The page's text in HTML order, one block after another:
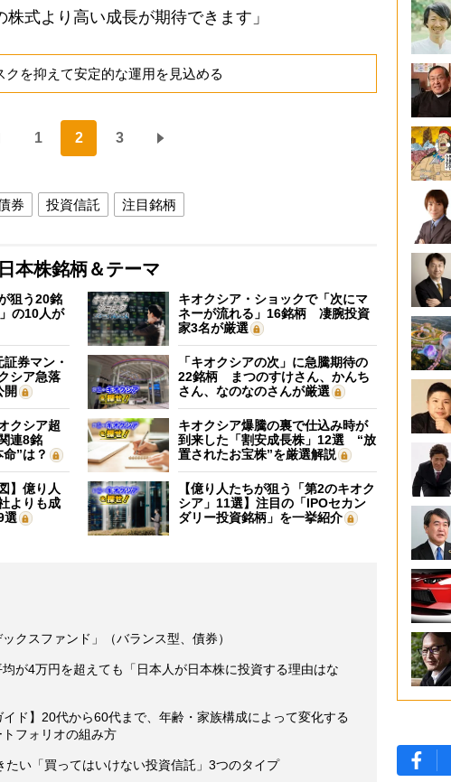
式より高い成長が期待できます」
を抑えて安定的な運用を見込める
1 2 3
券 投資信託 注目銘柄
本株銘柄＆テーマ
狙う20銘
の10人が
キオクシア・ショックで「次にマ
ネーが流れる」16銘柄 凄腕投資
家3名が厳選
券マン・
シア急落
開
「キオクシアの次」に急騰期待の
22銘柄 まつのすけさん、かんち
さん、なのなのさんが厳選
クシア超
連8銘
”は？
キオクシア爆騰の裏で仕込み時が
到来した「割安成長株」12選 “放
置されたお宝株”を厳選解説
】億り人
よりも成
選
【億り人たちが狙う「第2のキオク
シア」11選】注目の「IPOセカン
ダリー投資銘柄」を一挙紹介
クスファンド」（バランス型、債券）
均が4万円を超えても「日本人が日本株に投資する理由はな
イド】20代から60代まで、年齢・家族構成によって変化する
トフォリオの組み方
たい「買ってはいけない投資信託」3つのタイプ